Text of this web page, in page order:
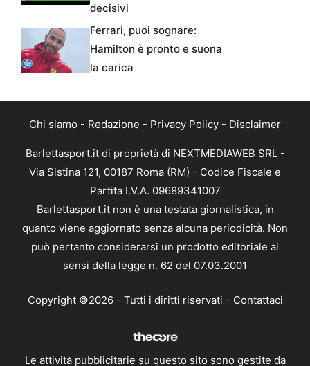
decisivi
Ferrari, puoi sognare:
Hamilton è pronto e suona
la carica
Chi siamo - Redazione - Privacy Policy - Disclaimer
Barlettasport.it di proprietà di NEXTMEDIAWEB SRL -
Via Sistina 121, 00187 Roma (RM) - Codice Fiscale e
Partita I.V.A. 09689341007
Barlettasport.it non è una testata giornalistica, in
quanto viene aggiornato senza alcuna periodicità. Non
può pertanto considerarsi un prodotto editoriale ai
sensi della legge n. 62 del 07.03.2001
Copyright ©2026 - Tutti i diritti riservati - Contattaci
Le attività pubblicitarie su questo sito sono gestite da